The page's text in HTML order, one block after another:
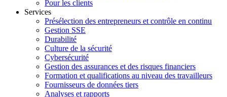
Pour les clients
Services
Présélection des entrepreneurs et contrôle en continu
Gestion SSE
Durabilité
Culture de la sécurité
Cybersécurité
Gestion des assurances et des risques financiers
Formation et qualifications au niveau des travailleurs
Fournisseurs de données tiers
Analyses et rapports